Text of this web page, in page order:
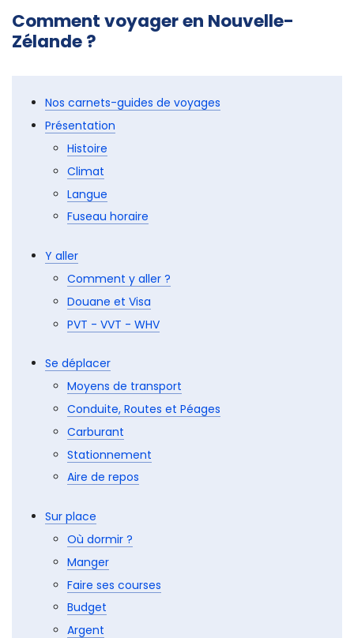
Nos carnets-guides de voyages
Présentation
Histoire
Climat
Fuseau horaire
Y aller
Comment y aller ?
PVT - VVT - WHV
Se déplacer
Moyens de transport
Conduite, Routes et Péages
Carburant
Aire de repos
Sur place
Où dormir ?
Manger
Faire ses courses